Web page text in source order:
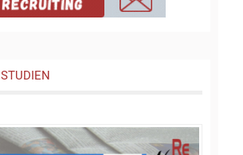
STUDIEN